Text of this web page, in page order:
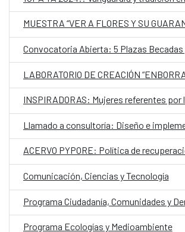
MUESTRA “VER A FLORES Y SU
Comunicación, Ciencias y Tecnología
Programa Ecologías y Medioambiente